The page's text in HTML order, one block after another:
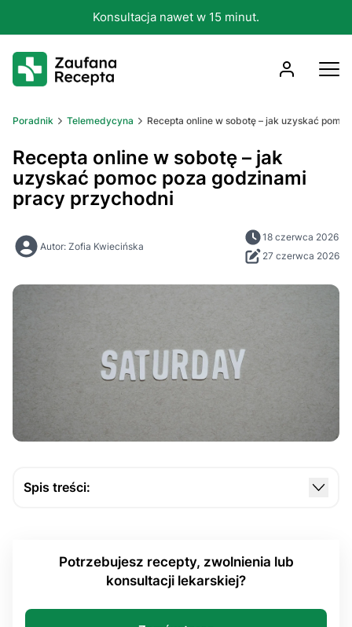
Konsultacja nawet w 15 minut.
Poradnik Telemedycyna Recepta online w sobotę – jak uzyskać
Recepta online w sobotę – jak
uzyskać pomoc poza godzinami
pracy przychodni
Autor: Zofia Kwiecińska
18 czerwca 2026
27 czerwca 2026
Spis treści:
Jak działa kod e-recepty i odbiór leku w sobotę?
Gdzie szukać pomocy w sobotę poza przychodnią?
Potrzebujesz recepty, zwolnienia lub
konsultacji lekarskiej?